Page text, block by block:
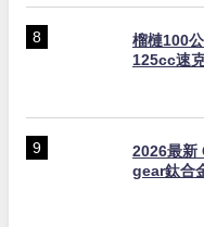
榴槤100
125cc速
2026最新
gear鈦合